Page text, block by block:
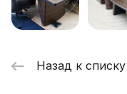
Назад к списку